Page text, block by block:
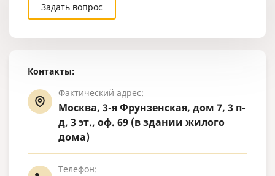
Контакты:
Фактический адрес:
Москва, 3-я Фрунзенская, дом 7, 3 п-
д, 3 эт., оф. 69 (в здании жилого
дома)
Телефон:
Задать вопрос